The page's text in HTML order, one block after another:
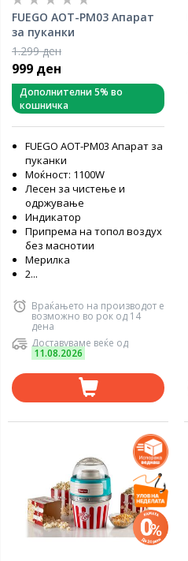
FUEGO AOT-PM03 Апарат
за пуканки
1.299 ден
999 ден
Дополнителни 5% во
кошничка
FUEGO AOT-PM03 Апарат за
пуканки
Моќност: 1100W
Лесен за чистење и
одржување
Индикатор
Припрема на топол воздух
без маснотии
Мерилка
2...
Враќањето на производот е
возможно во рок од 14
дена
Доставуваме веќе од
11.08.2026